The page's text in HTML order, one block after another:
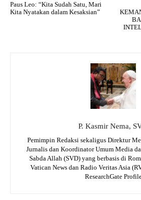
Paus Leo: “Kita Sudah Satu, Mari
Kita Nyatakan dalam Kesaksian”
P. Kasmir Nema,
Pemimpin Redaksi sekaligus Direktur
Jurnalis dan Koordinator Umum Media
Sabda Allah (SVD) yang berbasis di
Vatican News dan Radio Veritas Asia
ResearchGate